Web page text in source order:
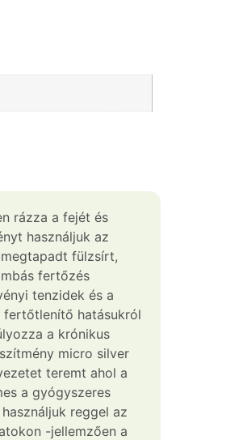
rázza a fejét és
használjuk az
fülzsírt,
fertőzés
tenzidek és a
fertőtlenítő hatásukról
a krónikus
micro silver
teremt ahol a
a gyógyszeres
reggel az
-jellemzően a